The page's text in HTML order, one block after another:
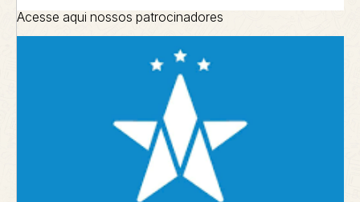
Acesse aqui nossos patrocinadores